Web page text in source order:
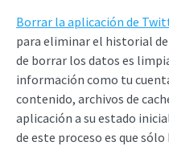
Borrar la aplicación de
para eliminar el historial
de borrar los datos es
información como tu
contenido, archivos de
aplicación a su estado
de este proceso es que